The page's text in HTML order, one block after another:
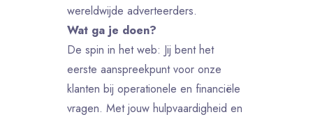
wereldwijde adverteerders.
Wat ga je doen?
De spin in het web: Jij bent het
eerste aanspreekpunt voor onze
klanten bij operationele en financiële
vragen. Met jouw hulpvaardigheid en